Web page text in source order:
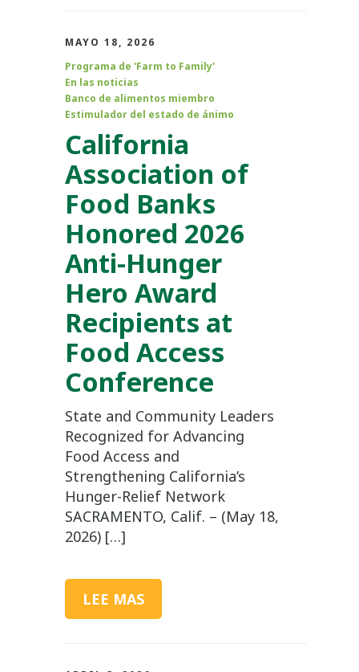
MAYO 18, 2026
Programa de 'Farm to Family'
En las noticias
Banco de alimentos miembro
Estimulador del estado de ánimo
California
Association of
Food Banks
Honored 2026
Anti-Hunger
Hero Award
Recipients at
Food Access
Conference
State and Community Leaders
Recognized for Advancing
Food Access and
Strengthening California’s
Hunger-Relief Network
SACRAMENTO, Calif. – (May 18,
2026) […]
LEE MAS